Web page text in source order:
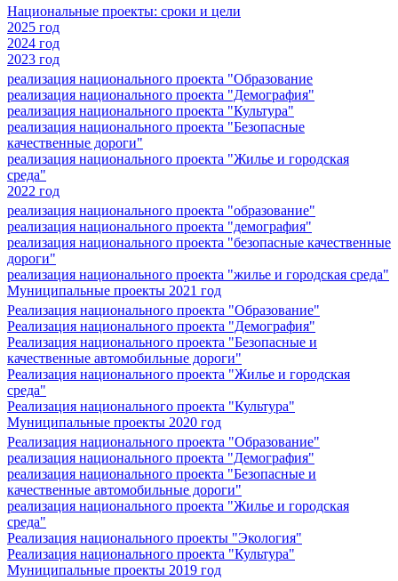
Национальные проекты: сроки и цели
2025 год
2024 год
2023 год
реализация национального проекта "Образование
реализация национального проекта "Демография"
реализация национального проекта "Культура"
реализация национального проекта "Безопасные
качественные дороги"
реализация национального проекта "Жилье и городская
среда"
2022 год
реализация национального проекта "образование"
реализация национального проекта "демография"
реализация национального проекта "безопасные качественные
дороги"
реализация национального проекта "жилье и городская среда"
Муниципальные проекты 2021 год
Реализация национального проекта "Образование"
Реализация национального проекта "Демография"
Реализация национального проекта "Безопасные и
качественные автомобильные дороги"
Реализация национального проекта "Жилье и городская
среда"
Реализация национального проекта "Культура"
Муниципальные проекты 2020 год
Реализация национального проекта "Образование"
реализация национального проекта "Демография"
реализация национального проекта "Безопасные и
качественные автомобильные дороги"
реализация национального проекта "Жилье и городская
среда"
Реализация национального проекты "Экология"
Реализация национального проекта "Культура"
Муниципальные проекты 2019 год